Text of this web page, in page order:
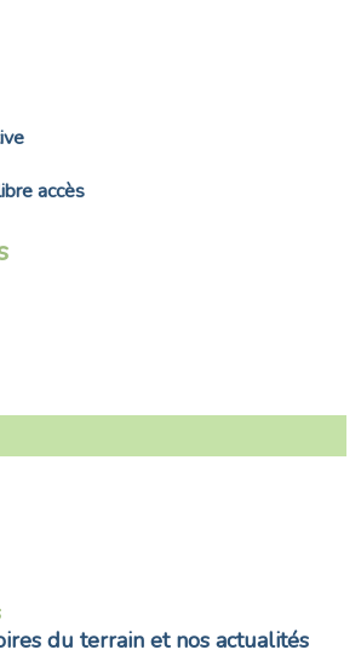
accès
du terrain et nos actualités